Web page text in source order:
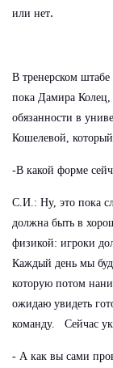
или нет.
В тренерском
пока Дамира Колец,
обязанности в
Кошелевой, который
-В какой форме
С.И.: Ну, это пока
должна быть в
физикой: игроки
Каждый день мы
которую потом
ожидаю увидеть
команду. Сейчас
- А как вы сами